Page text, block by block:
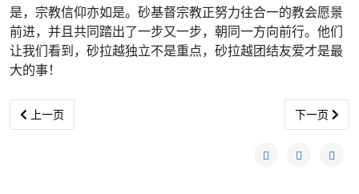
是，宗教信仰亦如是。砂基督宗教正努力往合一的教会愿景
前进，并且共同踏出了一步又一步，朝同一方向前行。他们
让我们看到， 砂拉越独立不是重点，砂拉越团结友爱才是最
大的事！
上一篇文章: 东姑扎夫鲁：大马昌明经济：为下次工业腾飞奠定基础
上一页 下一篇文章:
下一页